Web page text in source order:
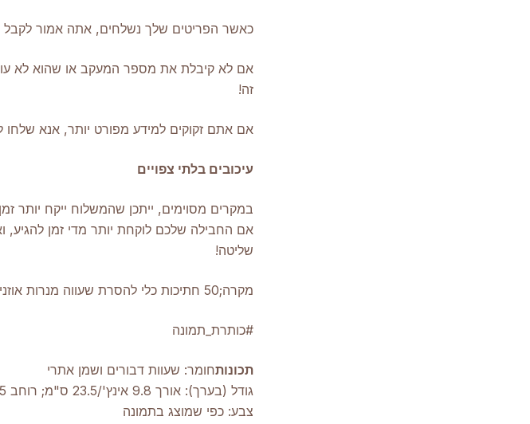
כאשר הפריטים שלך נשלחים, אתה אמור
אם לא קיבלת את מספר המעקב או שהוא לא
זה!
אם אתם זקוקים למידע מפורט יותר, אנא שלחו
עיכובים בלתי צפויים
במקרים מסוימים, ייתכן שהמשלוח ייקח יותר
אם החבילה שלכם לוקחת יותר מדי זמן להגיע,
שליטה!
מקרה;50 חתיכות כלי להסרת שעווה מנרות אוזניים dropshipping
#כותרת_תמונה
תכונותחומר: שעוות דבורים ושמן אתרי
גודל (בערך): אורך 9.8 אינץ'/23.5 ס"מ; רוחב 0.5 אינץ'/1.2 ס"מ
צבע: כפי שמוצג בתמונה